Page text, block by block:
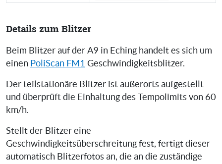
Details zum Blitzer
Beim Blitzer auf der A9 in Eching handelt es sich um
einen PoliScan FM1 Geschwindigkeitsblitzer.
Der teilstationäre Blitzer ist außerorts aufgestellt
und überprüft die Einhaltung des Tempolimits von 60
km/h.
Stellt der Blitzer eine
Geschwindigkeitsüberschreitung fest, fertigt dieser
automatisch Blitzerfotos an, die an die zuständige